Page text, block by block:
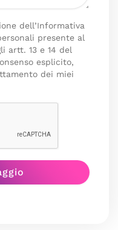
dell’Informativa
presente al
artt. 13 e 14 del
esplicito,
dei miei